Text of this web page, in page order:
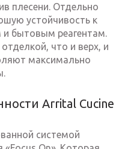
плесени. Отдельно
устойчивость к
бытовым реагентам.
что и верх, и
максимально
Arrital Cucine
системой